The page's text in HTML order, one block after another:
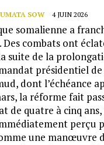
SOW 4 JUIN 2026
somalienne a
Des combats ont
suite de la
présidentiel de
dont l’échéance
la réforme fait
de quatre à cinq
perçu
une manœuvre